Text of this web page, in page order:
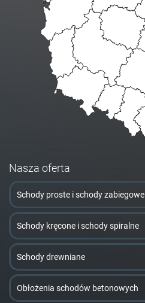
Nasza oferta
Schody proste i schody zabiegowe
Schody kręcone i schody spiralne
Schody drewniane
Obłożenia schodów betonowych